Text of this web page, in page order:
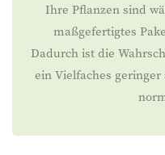
Ihre Pflanzen sind
maßgefertigtes
Dadurch ist die
ein Vielfaches